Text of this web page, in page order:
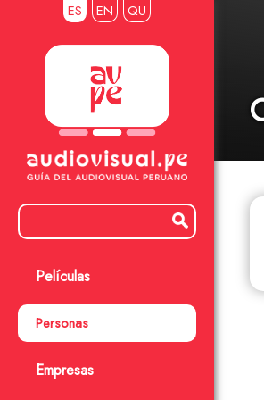
ES EN QU
Películas
Personas
Empresas